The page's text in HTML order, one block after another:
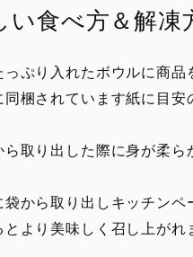
い食べ方＆解
っぷり入れたボウルに商品
されています紙に目安の
ら取り出した際に身が柔ら
袋から取り出しキッチンペ
り美味しく召し上がれ